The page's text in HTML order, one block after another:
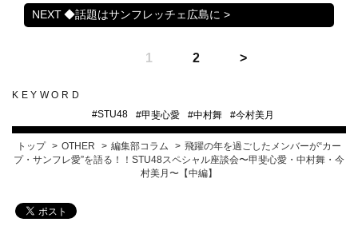
◆話題はサンフレッチェ広島に >
1 2
KEYWORD
#STU48 #甲斐心愛 #中村舞 #今村美月
トップ OTHER 編集部コラム
飛躍の年を過ごしたメンバーが“カー
プ・サンフレ愛”を語る！！STU48スペシャル座談会〜甲斐心愛・中村舞・今
村美月〜【中編】